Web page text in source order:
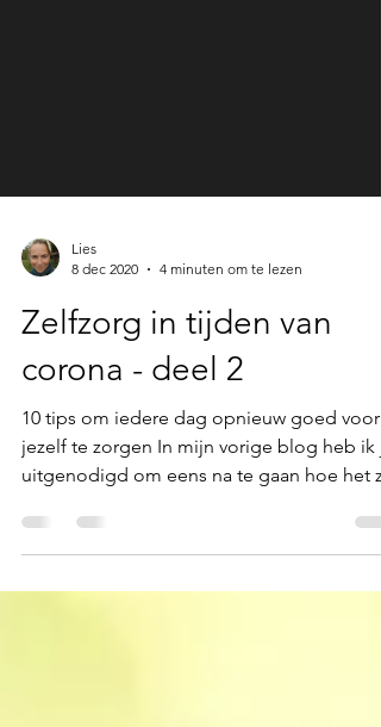
Lies
8 dec 2020
4 minuten om te lezen
corona - deel 2
10 tips om iedere dag opnieuw goed voor
jezelf te zorgen In mijn vorige blog heb ik
uitgenodigd om eens na te gaan hoe het